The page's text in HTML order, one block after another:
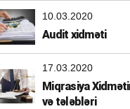
10.03.2020
Audit xidməti
17.03.2020
Miqrasiya
və tələbləri